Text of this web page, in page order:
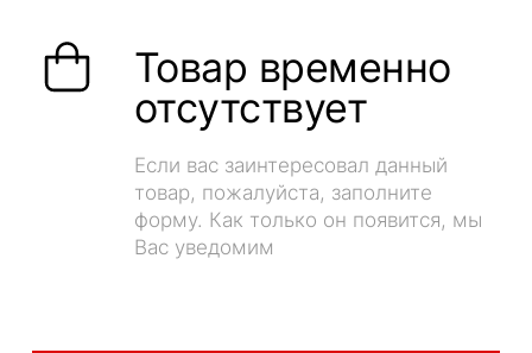
Товар временно
отсутствует
Если вас заинтересовал данный
товар, пожалуйста, заполните
форму. Как только он появится, мы
Вас уведомим